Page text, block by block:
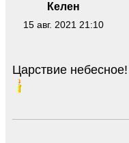
Келен
15 авг. 2021 21:10
Царствие небесное!